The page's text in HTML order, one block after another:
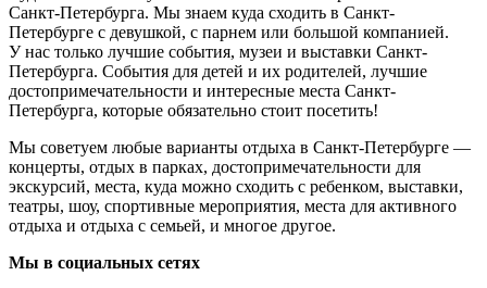
Санкт-Петербурга. Мы знаем куда сходить в Санкт-
Петербурге с девушкой, с парнем или большой компанией.
У нас только лучшие события, музеи и выставки Санкт-
Петербурга. События для детей и их родителей, лучшие
достопримечательности и интересные места Санкт-
Петербурга, которые обязательно стоит посетить!
Мы советуем любые варианты отдыха в Санкт-Петербурге —
концерты, отдых в парках, достопримечательности для
экскурсий, места, куда можно сходить с ребенком, выставки,
театры, шоу, спортивные мероприятия, места для активного
отдыха и отдыха с семьей, и многое другое.
Мы в социальных сетях